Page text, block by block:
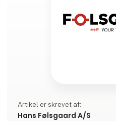
Artikel er skrevet af:
Hans Følsgaard A/S